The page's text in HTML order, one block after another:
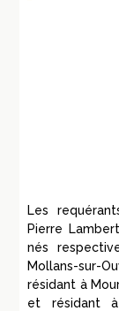
Les
Pierre
Lambert
nés
Mollans-sur-
résidant à
et résidant